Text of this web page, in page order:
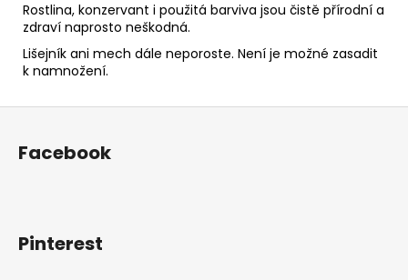
Rostlina, konzervant i použitá barviva jsou čistě přírodní a
zdraví naprosto neškodná.
Lišejník ani mech dále neporoste. Není je možné zasadit
k namnožení.
Facebook
Pinterest